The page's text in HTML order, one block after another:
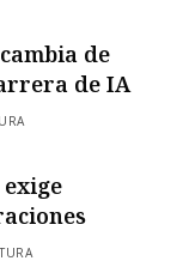
de
de IA